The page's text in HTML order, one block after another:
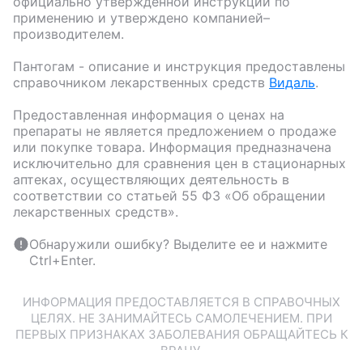
применению и утверждено компанией–
производителем.
Пантогам - описание и инструкция предоставлены
справочником лекарственных средств Видаль.
Предоставленная информация о ценах на
препараты не является предложением о продаже
или покупке товара. Информация предназначена
исключительно для сравнения цен в стационарных
аптеках, осуществляющих деятельность в
соответствии со статьей 55 ФЗ «Об обращении
лекарственных средств».
Обнаружили ошибку? Выделите ее и нажмите
Ctrl+Enter.
ИНФОРМАЦИЯ ПРЕДОСТАВЛЯЕТСЯ В СПРАВОЧНЫХ
ЦЕЛЯХ. НЕ ЗАНИМАЙТЕСЬ САМОЛЕЧЕНИЕМ. ПРИ
ПЕРВЫХ ПРИЗНАКАХ ЗАБОЛЕВАНИЯ ОБРАЩАЙТЕСЬ К